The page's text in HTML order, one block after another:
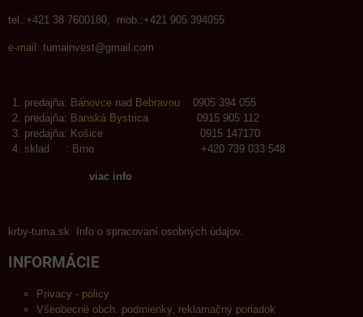
tel.:+421 38 7600180, mob.:+421 905 394055
e-mail: tumainvest@gmail.com
predajňa: Bánovce nad Bebravou 0905 394 055
predajňa: Banská Bystrica 0915 905 112
predajňa: Košice 0915 147170
sklad : Brno +420 739 033 548
viac info
krby-tuma.sk Info o spracovaní osobných údajov.
INFORMÁCIE
Privacy - policy
Všeobecné obch. podmienky, reklamačný poriadok